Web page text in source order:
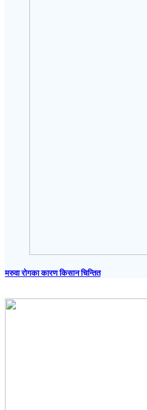
मरुवा रोगका कारण किसान चिन्तित